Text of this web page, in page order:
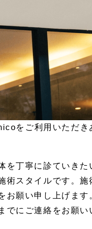
をご利用いただき
を丁寧に診ていきた
術スタイルです。施
お願い申し上げます
でにご連絡をお願い